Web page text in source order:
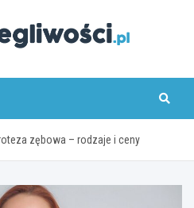
zębowa – rodzaje i ceny